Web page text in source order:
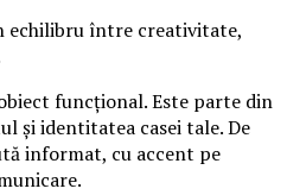
echilibru între creativitate,
funcțional. Este parte din
și identitatea casei tale. De
informat, cu accent pe